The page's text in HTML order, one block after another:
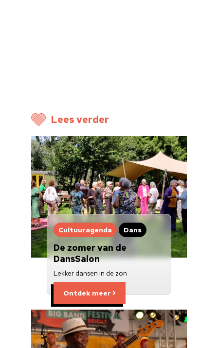
Lees verder
Cultuuragenda Dans
De zomer van de
DansSalon
Lekker dansen in de zon
Ontdek meer